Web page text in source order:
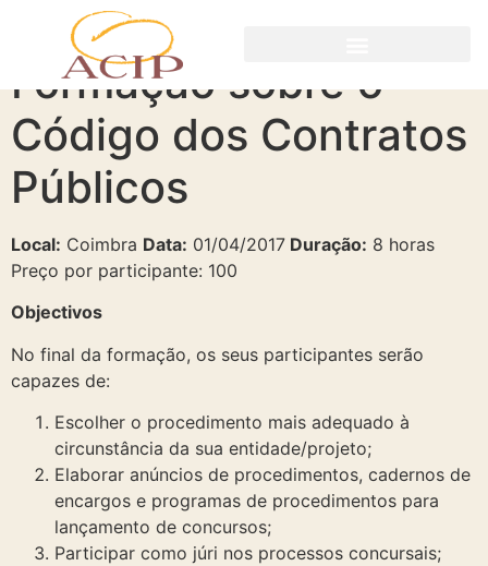
Formação sobre o
Código dos Contratos
Públicos
Local: Coimbra Data: 01/04/2017 Duração: 8 horas
Preço por participante: 100
Objectivos
No final da formação, os seus participantes serão
capazes de:
Escolher o procedimento mais adequado à
circunstância da sua entidade/projeto;
Elaborar anúncios de procedimentos, cadernos de
encargos e programas de procedimentos para
lançamento de concursos;
Participar como júri nos processos concursais;